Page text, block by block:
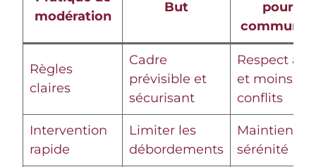
modération
But
pour la
Règles
claires
Cadre
prévisible et
sécurisant
Respect
et moins de
conflits
Intervention
rapide
Limiter les
débordements
Maintien de
sérénité